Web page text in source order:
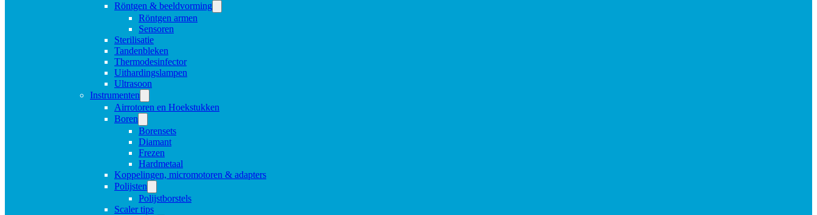
Röntgen & beeldvorming
Röntgen armen
Sensoren
Sterilisatie
Tandenbleken
Thermodesinfector
Uithardingslampen
Ultrasoon
Instrumenten
Airrotoren en Hoekstukken
Boren
Borensets
Diamant
Frezen
Hardmetaal
Koppelingen, micromotoren & adapters
Polijsten
Polijstborstels
Scaler tips